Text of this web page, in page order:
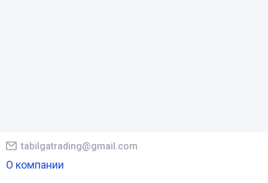
tabilgatrading@gmail.com
О компании